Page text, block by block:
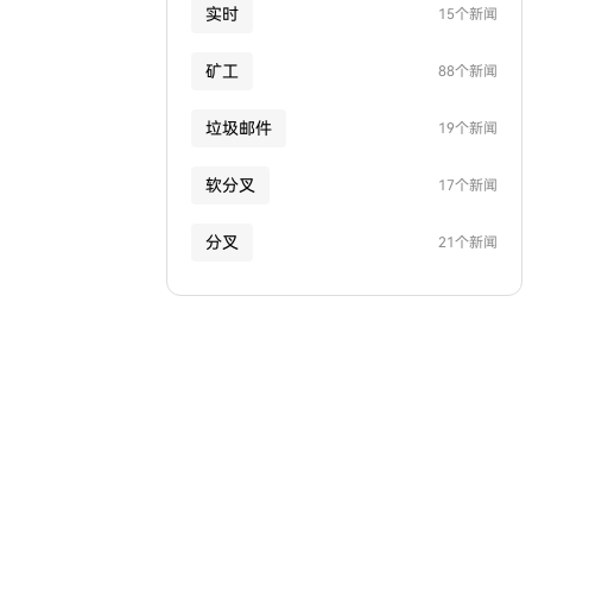
实时 15个新闻
矿工 88个新闻
垃圾邮件 19个新闻
软分叉 17个新闻
分叉 21个新闻